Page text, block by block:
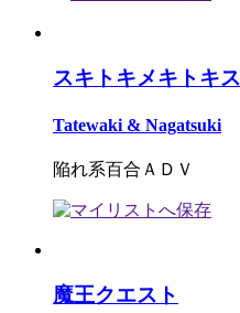
スキトキメキトキス
Tatewaki & Nagatsuki
陥れ系百合ＡＤＶ
魔王クエスト